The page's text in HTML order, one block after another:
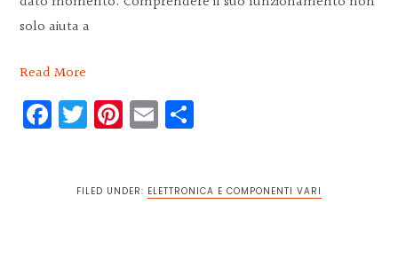
solo aiuta a
Read More
Facebook
Twitter
Pinterest
Email
FILED UNDER: ELETTRONICA E COMPONENTI VARI